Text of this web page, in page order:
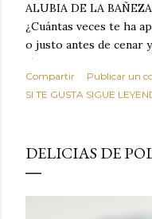
ALUBIA DE LA
¿Cuántas veces te ha
o justo antes de cenar
típicas patatas de
ultraprocesados llenos
Todos hemos estado
satisface. Estas alubias
por completo tu forma
copiosos de invierno.
Compartir
Publicar un
SI TE GUSTA SIGUE
DELICIAS DE